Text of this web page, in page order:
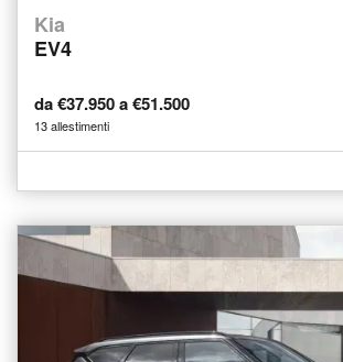
Kia
EV4
da €37.950 a €51.500
13 allestimenti